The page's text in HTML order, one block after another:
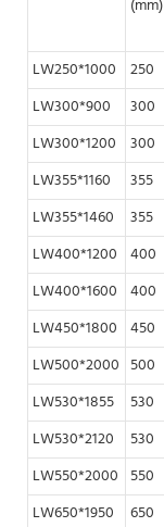
(mm)
LW250*1000 250
LW300*900
300
LW300*1200
300
LW355*1160
355
LW355*1460
355
LW400*1200 400
LW400*1600 400
LW450*1800 450
LW500*2000 500
LW530*1855
530
LW530*2120
530
LW550*2000 550
LW650*1950
650